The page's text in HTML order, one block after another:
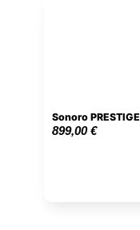
Sonoro PRESTIGE
899,00€